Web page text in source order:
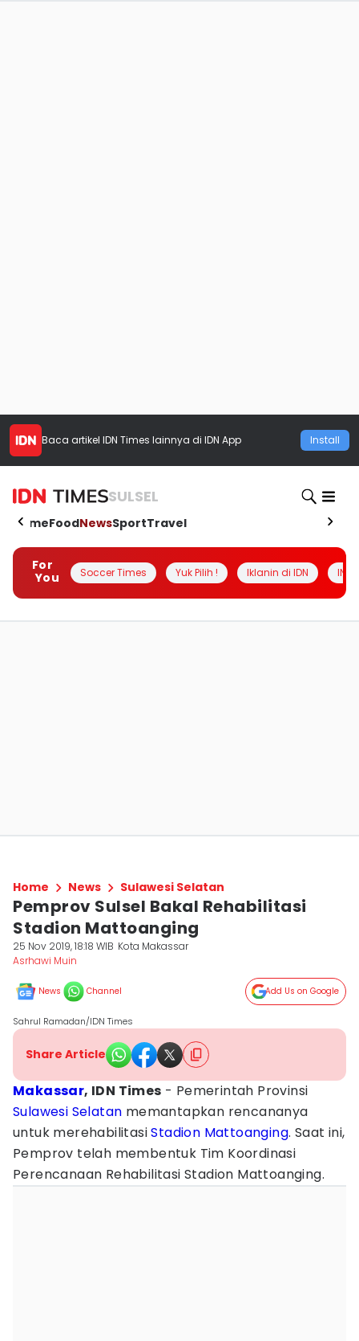
Baca artikel IDN Times lainnya di IDN App Install
SULSEL
HomeFoodNewsSportTravel
For
You
Soccer Times Yuk Pilih ! Iklanin di IDN
Home News Sulawesi Selatan
Pemprov Sulsel Bakal Rehabilitasi
Stadion Mattoanging
25 Nov 2019, 18:18 WIB Kota Makassar
Asrhawi Muin
News Channel Add Us on Google
Sahrul Ramadan/IDN Times
Share Article
Makassar, IDN Times - Pemerintah Provinsi
Sulawesi Selatan memantapkan rencananya
untuk merehabilitasiStadion Mattoanging. Saat ini,
Pemprov telah membentuk Tim Koordinasi
Perencanaan Rehabilitasi Stadion Mattoanging.